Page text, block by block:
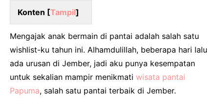
Konten [Tampil]
Mengajak anak bermain di pantai adalah salah satu
wishlist-ku tahun ini. Alhamdulillah, beberapa hari lalu
ada urusan di Jember, jadi aku punya kesempatan
untuk sekalian mampir menikmati wisata pantai
Papuma, salah satu pantai terbaik di Jember.